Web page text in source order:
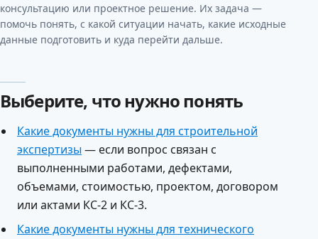
консультацию или проектное решение. Их задача —
помочь понять, с какой ситуации начать, какие исходные
данные подготовить и куда перейти дальше.
Выберите, что нужно понять
Какие документы нужны для строительной
экспертизы— если вопрос связан с
выполненными работами, дефектами,
объемами, стоимостью, проектом, договором
или актами КС-2 и КС-3.
Какие документы нужны для технического